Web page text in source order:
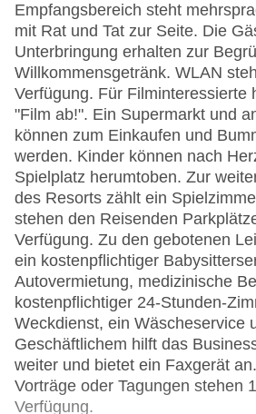
Empfangsbereich steht
mit Rat und Tat zur Seite. Die
Unterbringung erhalten zur
Willkommensgetränk. WLAN
Verfügung. Für Filminteressierte
"Film ab!". Ein Supermarkt und
können zum Einkaufen und
werden. Kinder können nach
Spielplatz herumtoben. Zur
des Resorts zählt ein
stehen den Reisenden
Verfügung. Zu den gebotenen
ein kostenpflichtiger
Autovermietung, medizinische
kostenpflichtiger 24-Stunden-
Weckdienst, ein Wäscheservice
Geschäftlichem hilft das
weiter und bietet ein Faxgerät
Vorträge oder Tagungen stehen
Verfügung.